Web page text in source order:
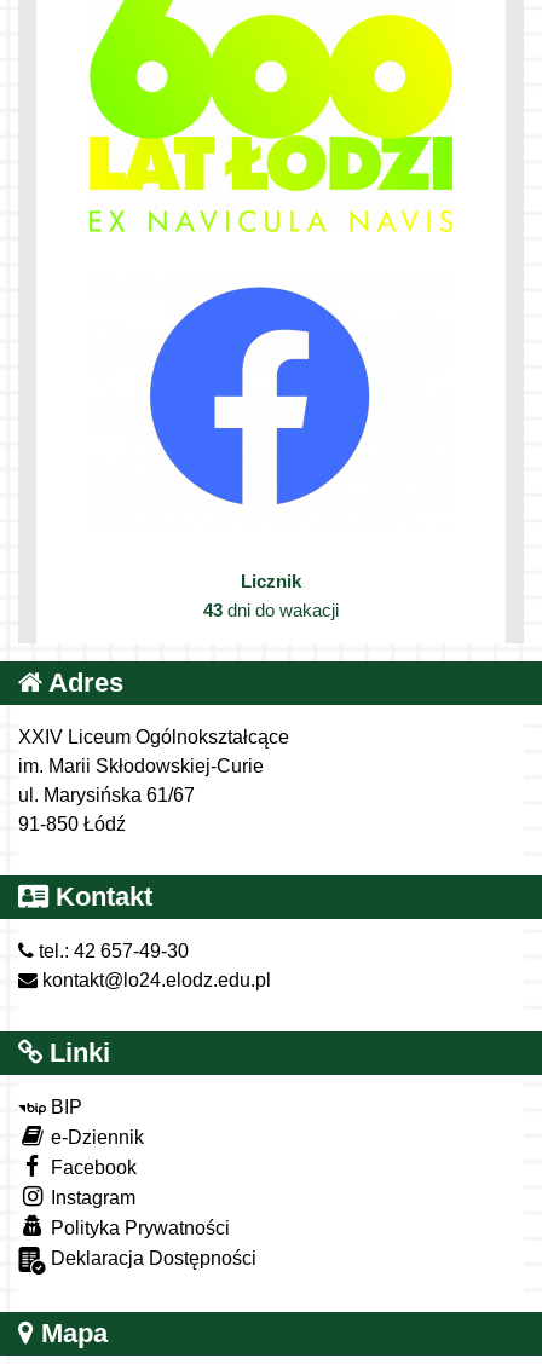
Licznik
43 dni do wakacji
Adres
XXIV Liceum Ogólnokształcące
im. Marii Skłodowskiej-Curie
ul. Marysińska 61/67
91-850 Łódź
Kontakt
tel.: 42 657-49-30
kontakt@lo24.elodz.edu.pl
Linki
BIP
e-Dziennik
Facebook
Instagram
Polityka Prywatności
Deklaracja Dostępności
Mapa